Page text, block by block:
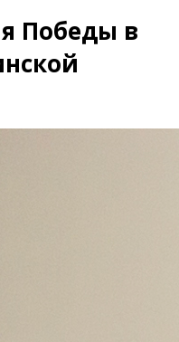
Победы в